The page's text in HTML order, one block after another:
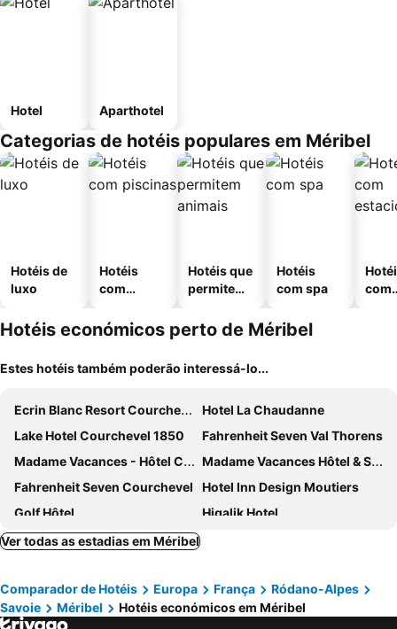
Hotel Aparthotel
Categorias de hotéis populares em Méribel
Hotéis de
luxo
Hotéis
com
Hotéis que
permitem
Hotéis
com spa
com
Hotéis económicos perto de Méribel
Estes hotéis também poderão interessá-lo...
Ecrin Blanc Resort Courchevel
Hotel La Chaudanne
Lake Hotel Courchevel 1850
Fahrenheit Seven Val Thorens
Madame Vacances - Hôtel Courchevel Olympic
Madame Vacances Hôtel & Spa Le Mottaret
Fahrenheit Seven Courchevel
Hotel Inn Design Moutiers
Golf Hôtel
Higalik Hotel
Residence Soleil Vacances Les M Nuires
Snow Lodge Hotel Courchevel 1850
Résidence La Rochetaillée
Hotel les Flocons Courchevel
Belambra Clubs Les Menuires - Neige Et Ciel
Ver todas as estadias em Méribel
Comparador de Hotéis Europa França
Ródano-Alpes
Savoie
Méribel Hotéis económicos em Méribel